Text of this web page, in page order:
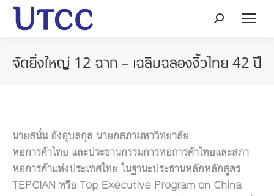
Search:
จัดยิ่งใหญ่ 12 ฉาก – เฉลิมฉลองงิ้วไทย 42 ปี
นายสนั่น อังอุบลกุล นายกสภามหาวิทยาลัย
หอการค้าไทย และประธานกรรมการหอการค้าไทยและสภา
หอการค้าแห่งประเทศไทย ในฐานะประธานหลักหลักสูตร
TEPCIAN หรือ Top Executive Program on China